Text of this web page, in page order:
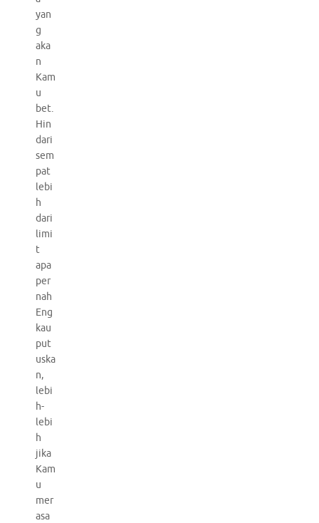
yan
g
aka
n
Kam
u
bet.
Hin
dari
sem
pat
lebi
h
dari
limi
t
apa
per
nah
Eng
kau
put
uska
n,
lebi
h-
lebi
h
jika
Kam
u
mer
asa